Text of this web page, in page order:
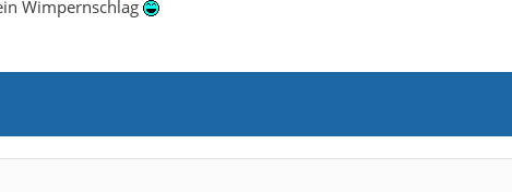
Wimpernschlag